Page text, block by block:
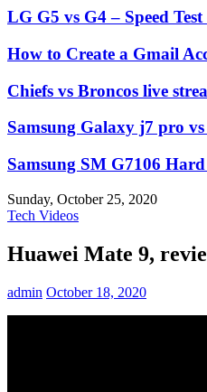
LG G5 vs G4 – Speed
How to Create a Gmail
Chiefs vs Broncos live
Samsung Galaxy j7 pro
Samsung SM G7106
Sunday, October 25, 2020
Tech Videos
Huawei Mate 9,
admin October 18, 2020